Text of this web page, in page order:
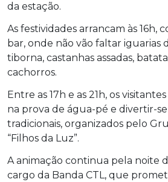
da estação.
As festividades arrancam às 16h,
bar, onde não vão faltar iguarias
tiborna, castanhas assadas,
cachorros.
Entre as 17h e as 21h, os
na prova de água-pé e divertir-
tradicionais, organizados pelo
“Filhos da Luz”.
A animação continua pela noite
cargo da Banda CTL, que